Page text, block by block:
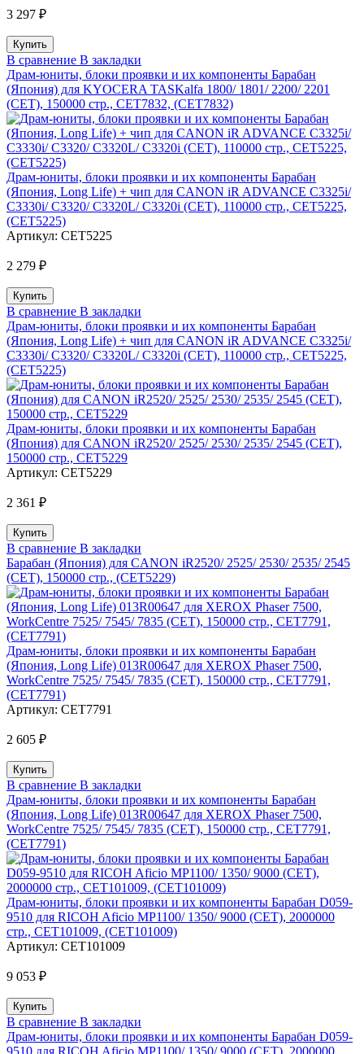
3 297 ₽
В сравнение В закладки
Драм-юниты, блоки проявки и их компоненты Барабан
(Япония) для KYOCERA TASKalfa 1800/ 1801/ 2200/ 2201
(CET), 150000 стр., CET7832, (CET7832)
Драм-юниты, блоки проявки и их компоненты Барабан
(Япония, Long Life) + чип для CANON iR ADVANCE C3325i/
C3330i/ C3320/ C3320L/ C3320i (CET), 110000 стр., CET5225,
(CET5225)
Артикул: CET5225
2 279 ₽
В сравнение В закладки
Драм-юниты, блоки проявки и их компоненты Барабан
(Япония, Long Life) + чип для CANON iR ADVANCE C3325i/
C3330i/ C3320/ C3320L/ C3320i (CET), 110000 стр., CET5225,
(CET5225)
Драм-юниты, блоки проявки и их компоненты Барабан
(Япония) для CANON iR2520/ 2525/ 2530/ 2535/ 2545 (CET),
150000 стр., CET5229
Артикул: CET5229
2 361 ₽
В сравнение В закладки
Барабан (Япония) для CANON iR2520/ 2525/ 2530/ 2535/ 2545
(CET), 150000 стр., (CET5229)
Драм-юниты, блоки проявки и их компоненты Барабан
(Япония, Long Life) 013R00647 для XEROX Phaser 7500,
WorkCentre 7525/ 7545/ 7835 (CET), 150000 стр., CET7791,
(CET7791)
Артикул: CET7791
2 605 ₽
В сравнение В закладки
Драм-юниты, блоки проявки и их компоненты Барабан
(Япония, Long Life) 013R00647 для XEROX Phaser 7500,
WorkCentre 7525/ 7545/ 7835 (CET), 150000 стр., CET7791,
(CET7791)
Драм-юниты, блоки проявки и их компоненты Барабан D059-
9510 для RICOH Aficio MP1100/ 1350/ 9000 (CET), 2000000
стр., CET101009, (CET101009)
Артикул: CET101009
9 053 ₽
В сравнение В закладки
Драм-юниты, блоки проявки и их компоненты Барабан D059-